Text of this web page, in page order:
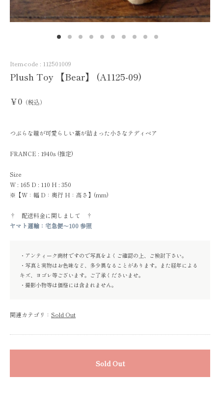
Item-code : 112501009
Plush Toy 【Bear】 (A1125-09)
￥0 （税込）
つぶらな瞳が可愛らしい藁が詰まった小さなテディベア
FRANCE : 1940s (推定)
Size
W : 165 D : 110 H : 350
※【W：幅 D：奥行 H：高さ】(mm)
† 配送料金に関しまして †
ヤマト運輸：宅急便～100 参照
・アンティーク商材ですので写真をよくご確認の上、ご検討下さい。
・写真と実物はお色味など、多少異なることがあります。また経年による
キズ、ヨゴレ等ございます。ご了承くださいませ。
・撮影小物等は価格には含まれません。
関連カテゴリ： Sold Out
Sold Out